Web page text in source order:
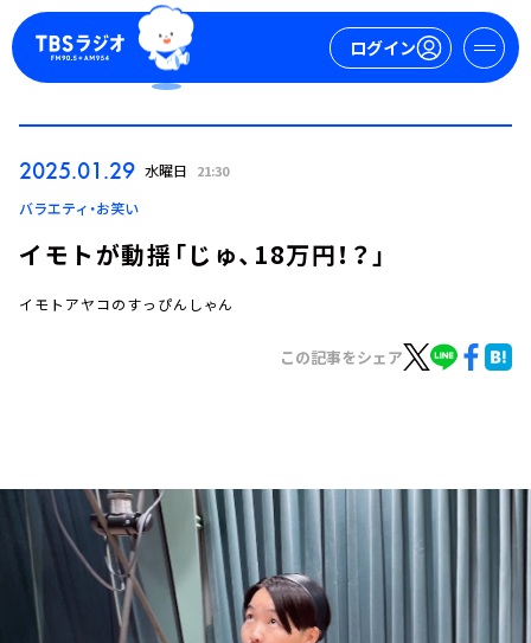
ログイン
ログイン
トピックス
TBS Podcast
お知らせ
イベント・グッズ
YouTube
会社情報
2025.01.29 水曜日 21:30
バラエティ・お笑い
イモトが動揺「じゅ、18万円！？」
イモトアヤコのすっぴんしゃん
この記事をシェア